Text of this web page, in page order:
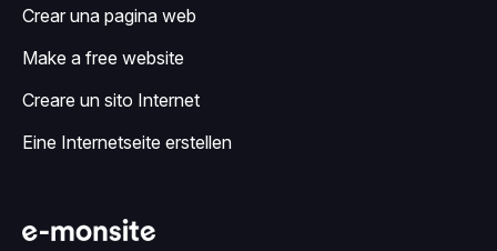
Crear una pagina web
Make a free website
Creare un sito Internet
Eine Internetseite erstellen